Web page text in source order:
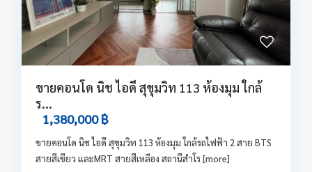
ขายคอนโด นิช ไอดี สุขุมวิท 113 ห้องมุม ใกล้
ร...
1,380,000 ฿
ขายคอนโด นิช ไอดี สุขุมวิท 113 ห้องมุม ใกล้รถไฟฟ้า 2 สาย BTS
สายสีเขียว และMRT สายสีเหลือง สถานีสำโร[more]